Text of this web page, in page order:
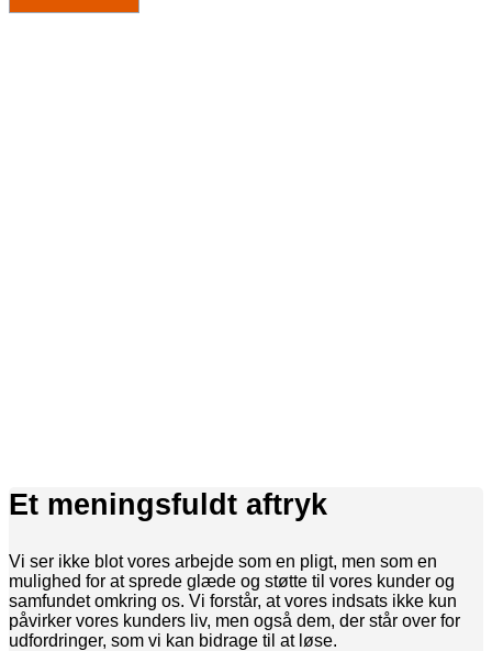
Et meningsfuldt aftryk
Vi ser ikke blot vores arbejde som en pligt, men som en
mulighed for at sprede glæde og støtte til vores kunder og
samfundet omkring os. Vi forstår, at vores indsats ikke kun
påvirker vores kunders liv, men også dem, der står over for
udfordringer, som vi kan bidrage til at løse.